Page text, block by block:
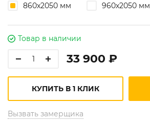
860х2050 мм
960х2050 мм
Товар в наличии
33 900 ₽
Вызвать замерщика
КУПИТЬ В 1 КЛИК